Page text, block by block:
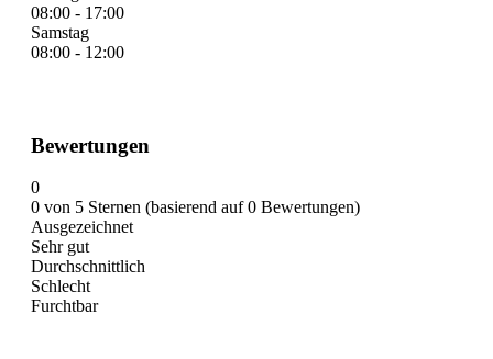
08:00 - 17:00
Samstag
08:00 - 12:00
Bewertungen
0
0 von 5 Sternen (basierend auf 0 Bewertungen)
Ausgezeichnet
Sehr gut
Durchschnittlich
Schlecht
Furchtbar